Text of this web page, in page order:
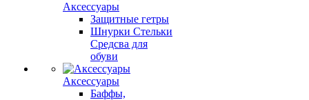
Аксессуары
Защитные гетры
Шнурки Стельки
Средсва для
обуви
Аксессуары
Баффы,